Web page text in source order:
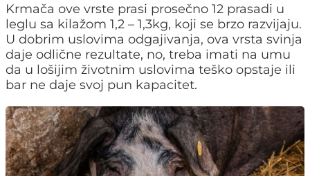
Krmača ove vrste prasi prosečno 12 prasadi u
leglu sa kilažom 1,2 – 1,3kg, koji se brzo razvijaju.
U dobrim uslovima odgajivanja, ova vrsta svinja
daje odlične rezultate, no, treba imati na umu
da u lošijim životnim uslovima teško opstaje ili
bar ne daje svoj pun kapacitet.